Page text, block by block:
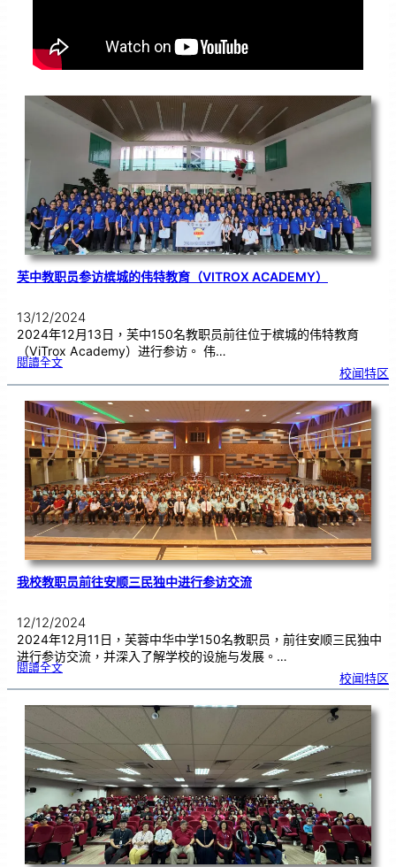
芙中教职员参访槟城的伟特教育（VITROX ACADEMY）
13/12/2024
2024年12月13日，芙中150名教职员前往位于槟城的伟特教育
（ViTrox Academy）进行参访。 伟…
閱讀全文:芙
职
参
访
槟
城
的
伟
特
教
育
（
V
r
o
x
A
c
a
d
e
m
y
）
校闻特区
我校教职员前往安顺三民独中进行参访交流
12/12/2024
2024年12月11日，芙蓉中华中学150名教职员，前往安顺三民独中
进行参访交流，并深入了解学校的设施与发展。…
閱讀全文:我
职
前
往
顺
三
行
参
访
交
流
校闻特区